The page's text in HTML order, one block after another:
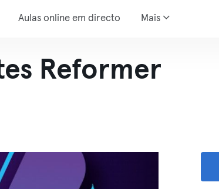
Aulas online em directo Mais
Reformer